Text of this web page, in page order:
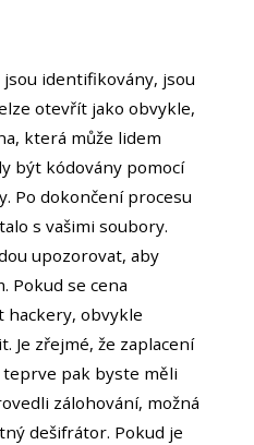
identifikovány, jsou
otevřít jako obvykle,
která může lidem
být kódovány pomocí
Po dokončení procesu
s vašimi soubory.
upozorovat, aby
Pokud se cena
hackery, obvykle
zřejmé, že zaplacení
pak byste měli
zálohování, možná
dešifrátor. Pokud je